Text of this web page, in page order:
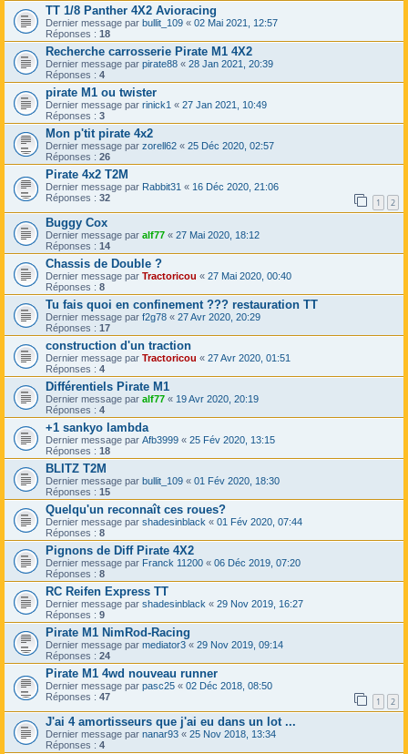
TT 1/8 Panther 4X2 Avioracing
Dernier message par bullit_109 « 02 Mai 2021, 12:57
Réponses : 18
Recherche carrosserie Pirate M1 4X2
Dernier message par pirate88 « 28 Jan 2021, 20:39
Réponses : 4
pirate M1 ou twister
Dernier message par rinick1 « 27 Jan 2021, 10:49
Réponses : 3
Mon p'tit pirate 4x2
Dernier message par zorell62 « 25 Déc 2020, 02:57
Réponses : 26
Pirate 4x2 T2M
Dernier message par Rabbit31 « 16 Déc 2020, 21:06
Réponses : 32 1 2
Buggy Cox
Dernier message par alf77 « 27 Mai 2020, 18:12
Réponses : 14
Chassis de Double ?
Dernier message par Tractoricou « 27 Mai 2020, 00:40
Réponses : 8
Tu fais quoi en confinement ??? restauration TT
Dernier message par f2g78 « 27 Avr 2020, 20:29
Réponses : 17
construction d'un traction
Dernier message par Tractoricou « 27 Avr 2020, 01:51
Réponses : 4
Différentiels Pirate M1
Dernier message par alf77 « 19 Avr 2020, 20:19
Réponses : 4
+1 sankyo lambda
Dernier message par Afb3999 « 25 Fév 2020, 13:15
Réponses : 18
BLITZ T2M
Dernier message par bullit_109 « 01 Fév 2020, 18:30
Réponses : 15
Quelqu'un reconnaît ces roues?
Dernier message par shadesinblack « 01 Fév 2020, 07:44
Réponses : 8
Pignons de Diff Pirate 4X2
Dernier message par Franck 11200 « 06 Déc 2019, 07:20
Réponses : 8
RC Reifen Express TT
Dernier message par shadesinblack « 29 Nov 2019, 16:27
Réponses : 9
Pirate M1 NimRod-Racing
Dernier message par mediator3 « 29 Nov 2019, 09:14
Réponses : 24
Pirate M1 4wd nouveau runner
Dernier message par pasc25 « 02 Déc 2018, 08:50
Réponses : 47 1 2
J'ai 4 amortisseurs que j'ai eu dans un lot ...
Dernier message par nanar93 « 25 Nov 2018, 13:34
Réponses : 4